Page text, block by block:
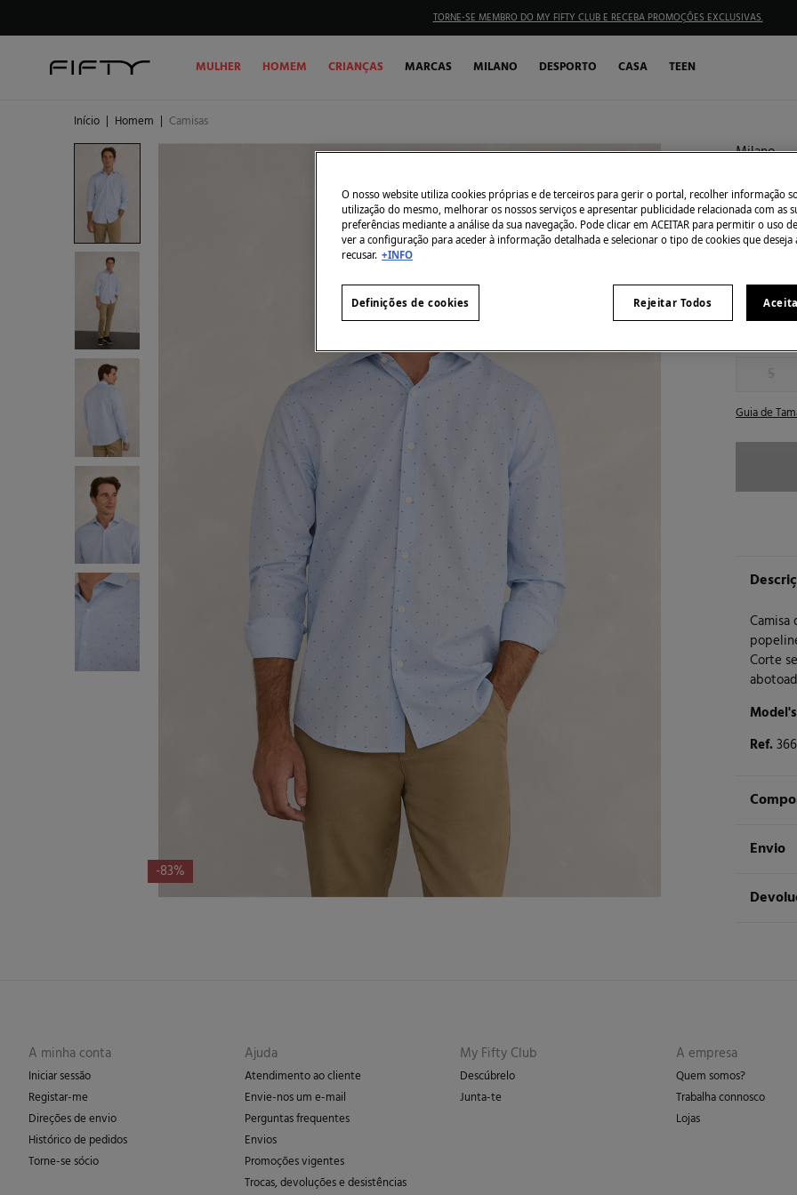
TORNE-SE MEMBRO DO MY FIFTY CLUB E RECEBA PROMOÇÕES EXCLUSIVAS.
MULHER HOMEM CRIANÇAS MARCAS MILANO DESPORTO CASA TEEN
Início | Homem | Camisas
-83%
Milano
€ 9,99
€ 59,99
S
Guia de
Corte
Ref.
Envio
A minha conta
Iniciar sessão
Registar-me
Direções de envio
Histórico de pedidos
Torne-se sócio
Ajuda
Atendimento ao cliente
Envie-nos um e-mail
Perguntas frequentes
Envios
Promoções vigentes
Trocas, devoluções e desistências
My Fifty Club
Descúbrelo
Junta-te
A empresa
Quem somos?
Trabalha connosco
Lojas
O nosso website utiliza cookies próprias e de terceiros para gerir o portal, recolher informação
utilização do mesmo, melhorar os nossos serviços e apresentar publicidade relacionada com as
preferências mediante a análise da sua navegação. Pode clicar em ACEITAR para permitir o uso
ver a configuração para aceder à informação detalhada e selecionar o tipo de cookies que deseja
recusar. +INFO
Rejeitar Todos
Definições de cookies